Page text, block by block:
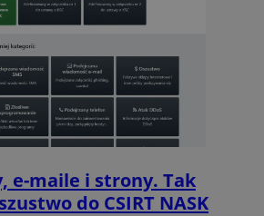
e-maile i strony. Tak
do CSIRT NASK